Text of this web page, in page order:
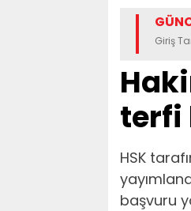
Giriş
terfi
HSK
başvuru